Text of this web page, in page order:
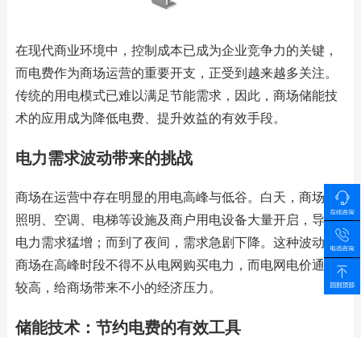
在现代商业环境中，控制成本已成为企业竞争力的关键，
而电费作为商场运营的重要开支，正受到越来越多关注。
传统的用电模式已难以满足节能需求，因此，商场储能技
术的应用成为降低电费、提升效益的有效手段。
电力需求波动带来的挑战
商场在运营中存在明显的用电高峰与低谷。白天，商场的
照明、空调、电梯等设施及商户用电设备大量开启，导致
电力需求猛增；而到了夜间，需求急剧下降。这种波动使
商场在高峰时段不得不从电网购买电力，而电网电价通常
较高，给商场带来不小的经济压力。
储能技术：节约电费的有效工具